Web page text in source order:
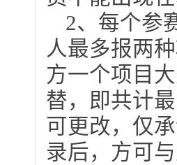
2、每个参
人最多报两
方一个项目
替，即共计
可更改，仅
录后，方可